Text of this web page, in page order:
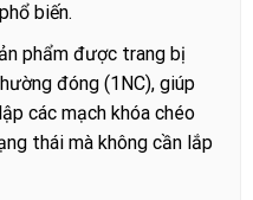
biến.
phẩm được trang bị
đóng (1NC), giúp
các mạch khóa chéo
thái mà không cần lắp